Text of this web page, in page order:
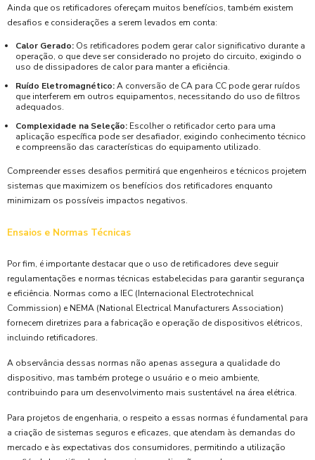
Ainda que os retificadores ofereçam muitos benefícios, também existem
desafios e considerações a serem levados em conta:
Calor Gerado: Os retificadores podem gerar calor significativo durante a
operação, o que deve ser considerado no projeto do circuito, exigindo o
uso de dissipadores de calor para manter a eficiência.
Ruído Eletromagnético:A conversão de CA para CC pode gerar ruídos
que interferem em outros equipamentos, necessitando do uso de filtros
adequados.
Complexidade na Seleção: Escolher o retificador certo para uma
aplicação específica pode ser desafiador, exigindo conhecimento técnico
e compreensão das características do equipamento utilizado.
Compreender esses desafios permitirá que engenheiros e técnicos projetem
sistemas que maximizem os benefícios dos retificadores enquanto
minimizam os possíveis impactos negativos.
Ensaios e Normas Técnicas
Por fim, é importante destacar que o uso de retificadores deve seguir
regulamentações e normas técnicas estabelecidas para garantir segurança
e eficiência. Normas como a IEC (Internacional Electrotechnical
Commission) e NEMA (National Electrical Manufacturers Association)
fornecem diretrizes para a fabricação e operação de dispositivos elétricos,
incluindo retificadores.
A observância dessas normas não apenas assegura a qualidade do
dispositivo, mas também protege o usuário e o meio ambiente,
contribuindo para um desenvolvimento mais sustentável na área elétrica.
Para projetos de engenharia, o respeito a essas normas é fundamental para
a criação de sistemas seguros e eficazes, que atendam às demandas do
mercado e às expectativas dos consumidores, permitindo a utilização